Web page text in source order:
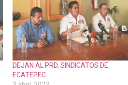
DEJAN AL PRD, SINDICATOS DE
ECATEPEC